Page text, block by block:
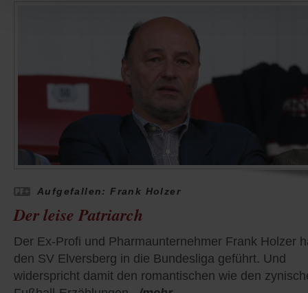
Aufgefallen: Frank Holzer
Der leise Patriarch
Der Ex-Profi und Pharmaunternehmer Frank Holzer
den SV Elversberg in die Bundesliga geführt. Und
widerspricht damit den romantischen wie den